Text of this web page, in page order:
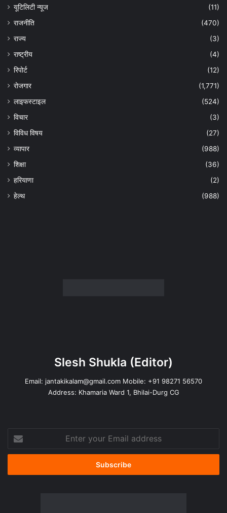
यूटिलिटी न्यूज
(11)
राजनीति
(470)
राज्य
(3)
राष्ट्रीय
(4)
रिपोर्ट
(12)
रोजगार
(1,771)
लाइफस्टाइल
(524)
विचार
(3)
विविध विषय
(27)
व्यापार
(988)
शिक्षा
(36)
हरियाणा
(2)
हेल्‍थ
(988)
Slesh Shukla (Editor)
Email: jantakikalam@gmail.com Mobile: +91 98271 56570
Address: Khamaria Ward 1, Bhilai-Durg CG
your
Email